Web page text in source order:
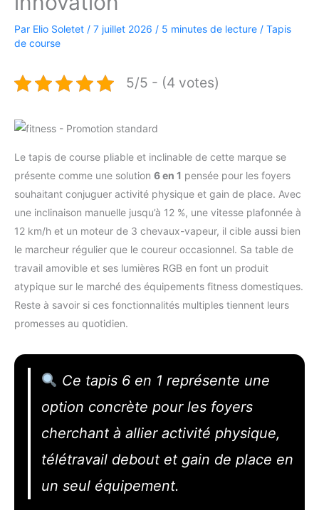
Par Elio Soletet / 7 juillet 2026 / 5 minutes de lecture / Tapis
de course
5/5 - (4 votes)
Le tapis de course pliable et inclinable de cette marque se
présente comme une solution 6 en 1 pensée pour les foyers
souhaitant conjuguer activité physique et gain de place. Avec
une inclinaison manuelle jusqu’à 12 %, une vitesse plafonnée à
12 km/h et un moteur de 3 chevaux-vapeur, il cible aussi bien
le marcheur régulier que le coureur occasionnel. Sa table de
travail amovible et ses lumières RGB en font un produit
atypique sur le marché des équipements fitness domestiques.
Reste à savoir si ces fonctionnalités multiples tiennent leurs
promesses au quotidien.
Ce tapis 6 en 1 représente une
option concrète pour les foyers
cherchant à allier activité physique,
télétravail debout et gain de place en
un seul équipement.